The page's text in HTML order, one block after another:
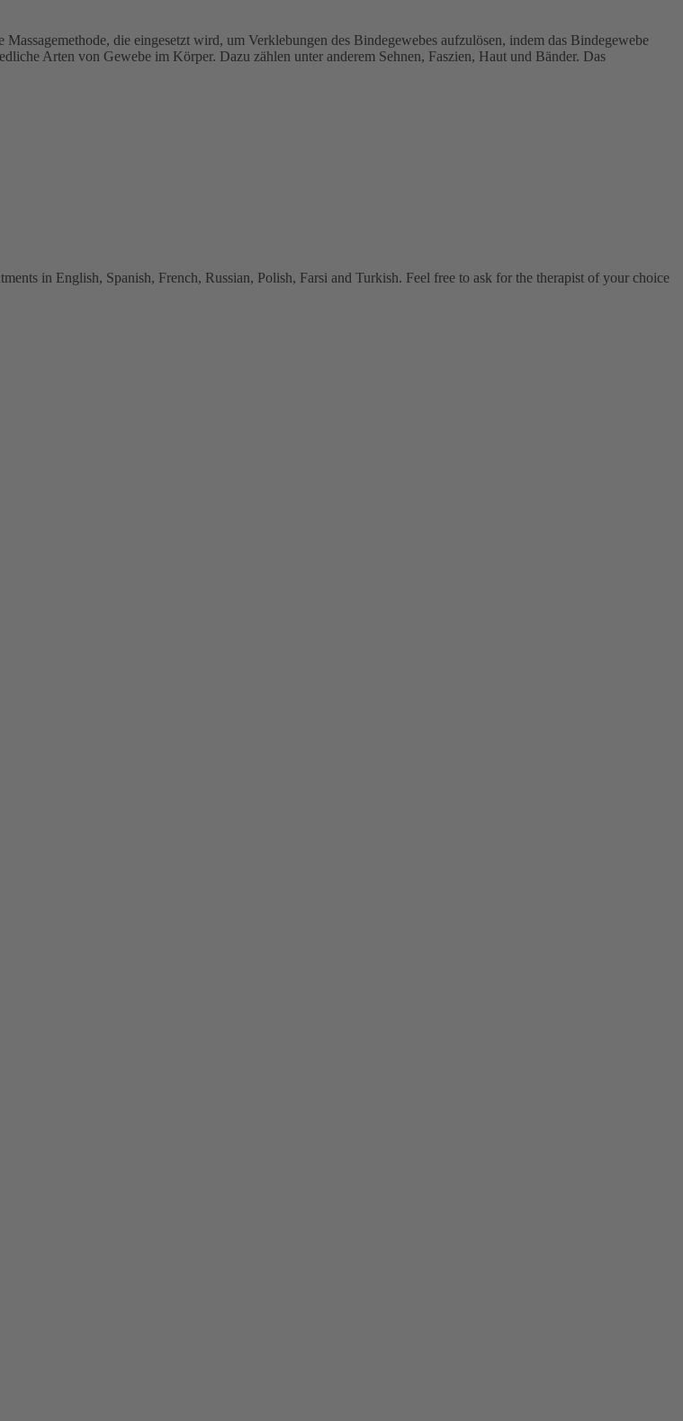
die eingesetzt wird, um Verklebungen des Bindegewebes aufzulösen, indem das Bindegewebe
Arten von Gewebe im Körper. Dazu zählen unter anderem Sehnen, Faszien, Haut und Bänder. Das
in English, Spanish, French, Russian, Polish, Farsi and Turkish. Feel free to ask for the therapist of your choice